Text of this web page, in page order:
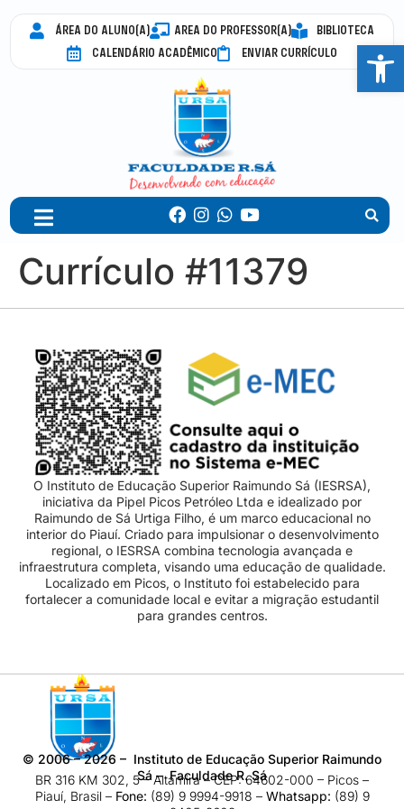
ÁREA DO ALUNO(A) AREA DO PROFESSOR(A)
BIBLIOTECA
CALENDÁRIO ACADÊMICO
ENVIAR CURRÍCULO
Currículo #11379
O Instituto de Educação Superior Raimundo Sá (IESRSA),
iniciativa da Pipel Picos Petróleo Ltda e idealizado por
Raimundo de Sá Urtiga Filho, é um marco educacional no
interior do Piauí. Criado para impulsionar o desenvolvimento
regional, o IESRSA combina tecnologia avançada e
infraestrutura completa, visando uma educação de qualidade.
Localizado em Picos, o Instituto foi estabelecido para
fortalecer a comunidade local e evitar a migração estudantil
para grandes centros.
© 2006 – 2026 – Instituto de Educação Superior Raimundo
Sá – Faculdade R. Sá
BR 316 KM 302, 5 – Altamira – CEP: 64602-000 – Picos –
Piauí, Brasil – Fone: (89) 9 9994-9918​ – Whatsapp: (89) 9
Abrir